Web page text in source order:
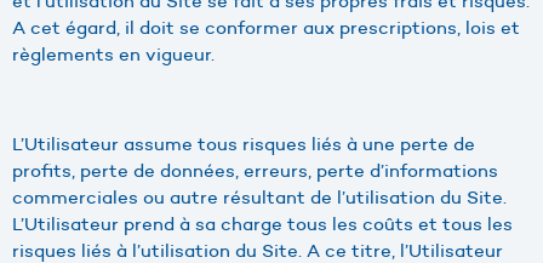
A cet égard, il doit se conformer aux prescriptions, lois et
règlements en vigueur.
L’Utilisateur assume tous risques liés à une perte de
profits, perte de données, erreurs, perte d’informations
commerciales ou autre résultant de l’utilisation du Site.
L’Utilisateur prend à sa charge tous les coûts et tous les
risques liés à l’utilisation du Site. A ce titre, l’Utilisateur